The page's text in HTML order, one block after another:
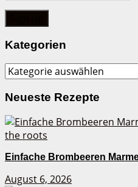
Kategorien
Kategorien
Neueste Rezepte
Einfache Brombeeren
August 6, 2026